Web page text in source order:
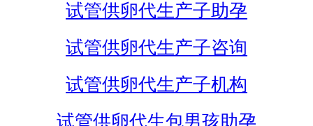
试管供卵代生产子助孕
试管供卵代生产子咨询
试管供卵代生产子机构
试管供卵代生包男孩助孕